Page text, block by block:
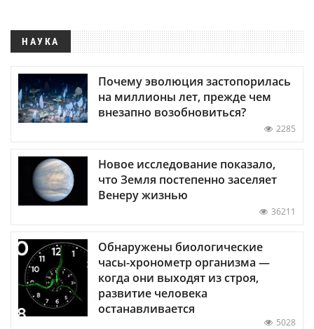
НАУКА
Почему эволюция застопорилась
на миллионы лет, прежде чем
внезапно возобновиться?
2285
Новое исследование показало,
что Земля постепенно заселяет
Венеру жизнью
36211
Обнаружены биологические
часы-хронометр организма —
когда они выходят из строя,
развитие человека
останавливается
5028